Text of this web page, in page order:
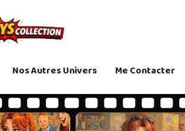
Nos Autres Univers Me Contacter